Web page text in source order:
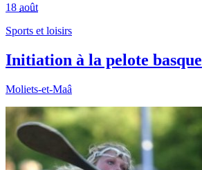
18 août
Sports et loisirs
Initiation à la pelote basque
Moliets-et-Maâ